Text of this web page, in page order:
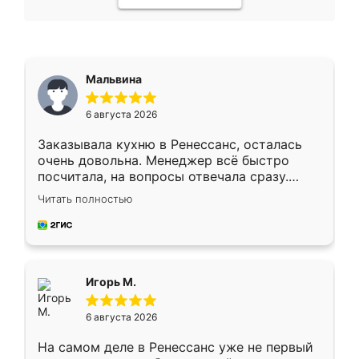
Мальвина
6 августа 2026
Заказывала кухню в Ренессанс, осталась
очень довольна. Менеджер всё быстро
посчитала, на вопросы отвечала сразу.
Замерщик приехал в субботу, подошёл к
делу со всей ответственностью. Собрали
за день, ребята работали аккуратно, даже
Читать полностью
Игорь М.
6 августа 2026
На самом деле в Ренессанс уже не первый